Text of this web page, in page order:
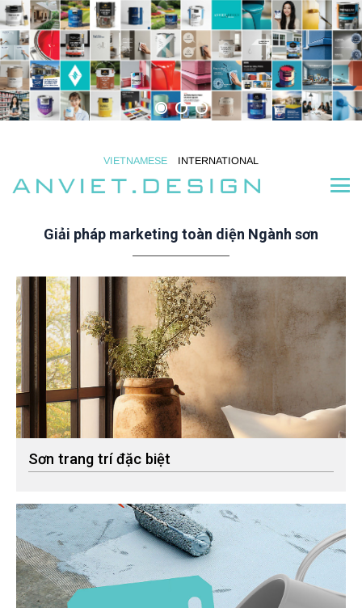
VIETNAMESE INTERNATIONAL
Giải pháp marketing toàn diện Ngành sơn
Sơn trang trí đặc biệt